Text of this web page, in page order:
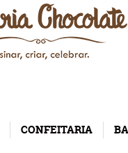
CONFEITARIA